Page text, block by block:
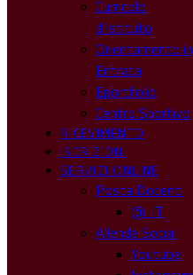
Curricolo
d’Istituto
Orientamento in
Entrata
Eportfolio
Centro Sportivo
RICEVIMENTO
ISCRIZIONI
SERVIZI ONLINE
Posta Docenti
@ .IT
Allende Social
Youtube